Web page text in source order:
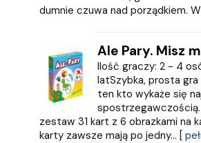
dumnie czuwa nad porządkiem.
Ale Pary. Misz
Ilość graczy: 2 - 4
latSzybka, prosta
ten kto wykaże się
zestaw 31 kart z 6 obrazkami na
karty zawsze mają po jedny... [